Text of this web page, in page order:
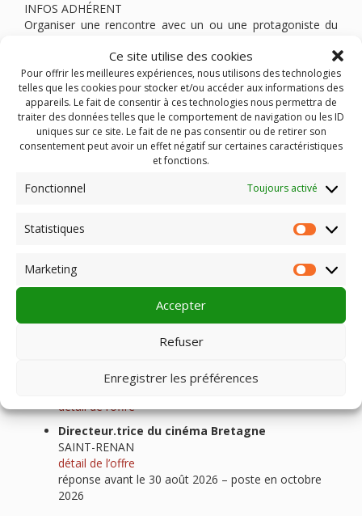
Ce site utilise des cookies
Pour offrir les meilleures expériences, nous utilisons des technologies
telles que les cookies pour stocker et/ou accéder aux informations des
appareils. Le fait de consentir à ces technologies nous permettra de
traiter des données telles que le comportement de navigation ou les ID
uniques sur ce site. Le fait de ne pas consentir ou de retirer son
consentement peut avoir un effet négatif sur certaines caractéristiques
et fonctions.
Fonctionnel Toujours activé
Statistiques
Marketing
Accepter
Refuser
Enregistrer les préférences
INFOS ADHÉRENT
Organiser une rencontre avec un ou une protagoniste du
Publié dansPro Identifiéaccompagner les films,jérémy
Clapin,Pendant ce temps sur terre,réalisateur,tournée
Technicien.ne agent de cinéma
Monceau Les Mines (71)
détail de l’offre
Directeur.trice du cinéma Bretagne
SAINT-RENAN
détail de l’offre
réponse avant le 30 août 2026 – poste en octobre
2026